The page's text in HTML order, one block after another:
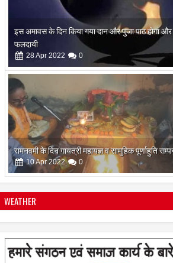
रामनवमी के दिन गायत्री महायज्ञ व सामुहिक पूर्णाहुति सम्पन्न
10Apr 2022 0
सिद्ध कुंजिका स्तोत्र का पाठ ऐसे करें
12Apr 2024 0
स्त्रियां गुरु क्यों नही बन सकती
WEATHER